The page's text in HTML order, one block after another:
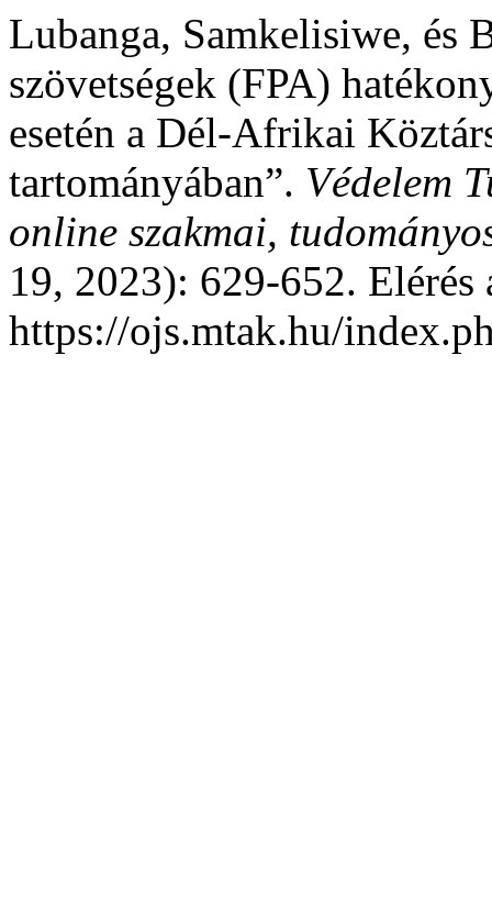
Lubanga, Samkelisiwe, és
szövetségek (FPA)
esetén a Dél-Afrikai
tartományában”. Védelem
online szakmai,
19, 2023): 629-652. Elérés
https://ojs.mtak.hu/